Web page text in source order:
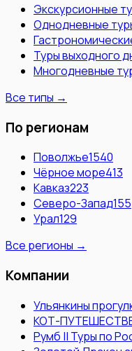
Экскурсионные
Однодневные
Туры выходного
Многодневные
Все типы →
По регионам
Поволжье1540
Чёрное море413
Кавказ223
Северо-Запад155
Урал129
Все регионы →
Компании
Ульянкины
КОТ-
Румб || Туры по